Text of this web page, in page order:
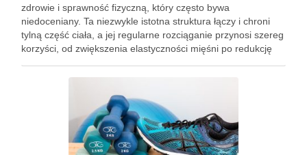
zdrowie i sprawność fizyczną, który często bywa
niedoceniany. Ta niezwykle istotna struktura łączy i chroni
tylną część ciała, a jej regularne rozciąganie przynosi szereg
korzyści, od zwiększenia elastyczności mięśni po redukcję
osłabienia postawy …